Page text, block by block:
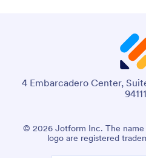
4 Embarcadero Center,
94111
© 2026 Jotform Inc. The
logo are registered